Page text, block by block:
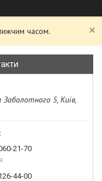
часом.
Заболотного 5, Київ,
21-70
44-00